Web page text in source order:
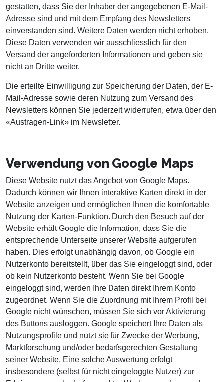
gestatten, dass Sie der Inhaber der angegebenen E-Mail-
Adresse sind und mit dem Empfang des Newsletters
einverstanden sind. Weitere Daten werden nicht erhoben.
Diese Daten verwenden wir ausschliesslich für den
Versand der angeforderten Informationen und geben sie
nicht an Dritte weiter.
Die erteilte Einwilligung zur Speicherung der Daten, der E-
Mail-Adresse sowie deren Nutzung zum Versand des
Newsletters können Sie jederzeit widerrufen, etwa über den
«Austragen-Link» im Newsletter.
Verwendung von Google Maps
Diese Website nutzt das Angebot von Google Maps.
Dadurch können wir Ihnen interaktive Karten direkt in der
Website anzeigen und ermöglichen Ihnen die komfortable
Nutzung der Karten-Funktion. Durch den Besuch auf der
Website erhält Google die Information, dass Sie die
entsprechende Unterseite unserer Website aufgerufen
haben. Dies erfolgt unabhängig davon, ob Google ein
Nutzerkonto bereitstellt, über das Sie eingeloggt sind, oder
ob kein Nutzerkonto besteht. Wenn Sie bei Google
eingeloggt sind, werden Ihre Daten direkt Ihrem Konto
zugeordnet. Wenn Sie die Zuordnung mit Ihrem Profil bei
Google nicht wünschen, müssen Sie sich vor Aktivierung
des Buttons ausloggen. Google speichert Ihre Daten als
Nutzungsprofile und nutzt sie für Zwecke der Werbung,
Marktforschung und/oder bedarfsgerechten Gestaltung
seiner Website. Eine solche Auswertung erfolgt
insbesondere (selbst für nicht eingeloggte Nutzer) zur